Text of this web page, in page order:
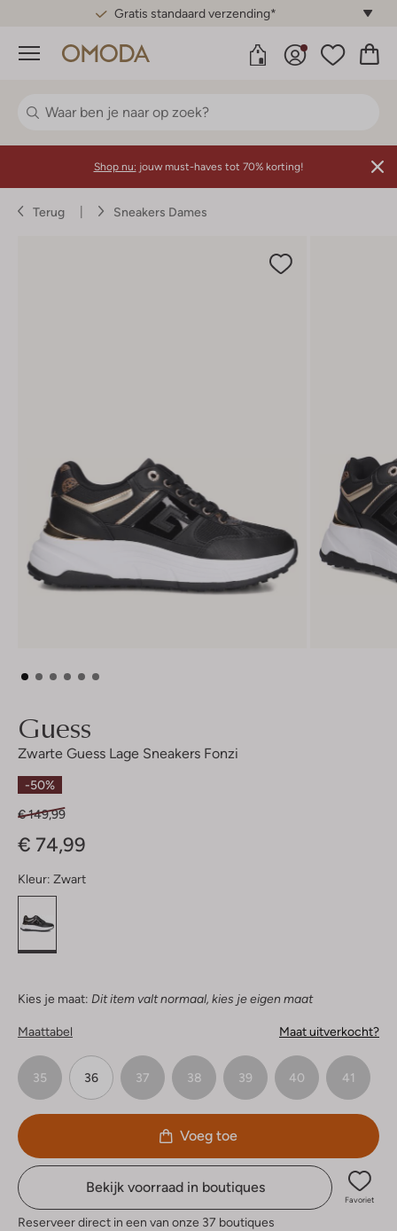
Gratis standaard verzending*
Menu
Shop nu: jouw must-haves tot 70% korting!
Terug Sneakers Dames
Guess
Zwarte Guess Lage Sneakers Fonzi
-50%
€ 149,99
€ 74,99
Kleur: Zwart
Kies je maat: Dit item valt normaal, kies je eigen maat
Maattabel Maat uitverkocht?
35 36 37 38 39 40 41
Voeg toe
Bekijk voorraad in boutiques
Favoriet
Reserveer direct in een van onze 37 boutiques